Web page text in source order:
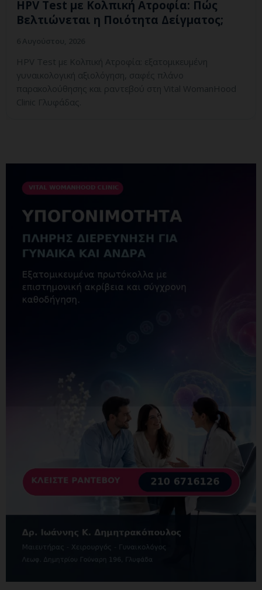
HPV Test με Κολπική Ατροφία: Πώς
Βελτιώνεται η Ποιότητα Δείγματος;
HPV Test με Κολπική Ατροφία: εξατομικευμένη
γυναικολογική αξιολόγηση, σαφές πλάνο
παρακολούθησης και ραντεβού στη Vital WomanHood
Clinic Γλυφάδας.